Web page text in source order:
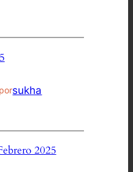
porsukha
2025